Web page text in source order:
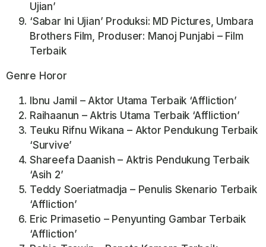
Ujian’
‘Sabar Ini Ujian’ Produksi: MD Pictures, Umbara
Brothers Film, Produser: Manoj Punjabi – Film
Terbaik
Genre Horor
Ibnu Jamil – Aktor Utama Terbaik ‘Affliction’
Raihaanun – Aktris Utama Terbaik ‘Affliction’
Teuku Rifnu Wikana – Aktor Pendukung Terbaik
‘Survive’
Shareefa Daanish – Aktris Pendukung Terbaik
‘Asih 2’
Teddy Soeriatmadja – Penulis Skenario Terbaik
‘Affliction’
Eric Primasetio – Penyunting Gambar Terbaik
‘Affliction’